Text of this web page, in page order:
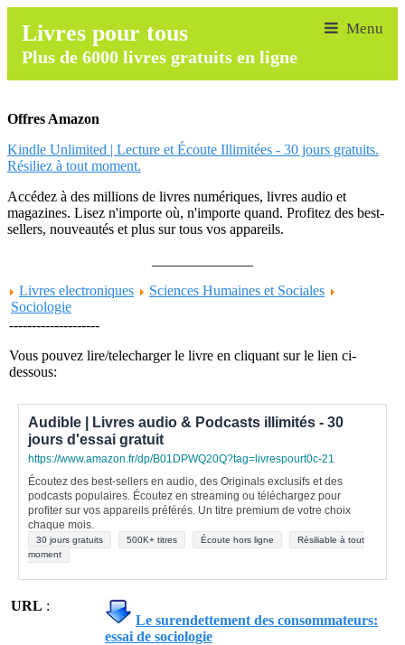
Livres pour tous
Plus de 6000 livres gratuits en ligne
Offres Amazon
Kindle Unlimited | Lecture et Écoute Illimitées - 30 jours gratuits.
Résiliez à tout moment.
Accédez à des millions de livres numériques, livres audio et
magazines. Lisez n'importe où, n'importe quand. Profitez des best-
sellers, nouveautés et plus sur tous vos appareils.
Livres electroniques
Sciences Humaines et Sociales
Sociologie
--------------------
Vous pouvez lire/telecharger le livre en cliquant sur le lien ci-
dessous:
Audible | Livres audio & Podcasts illimités - 30
jours d'essai gratuit
https://www.amazon.fr/dp/B01DPWQ20Q?tag=livrespourt0c-21
Écoutez des best-sellers en audio, des Originals exclusifs et des
podcasts populaires. Écoutez en streaming ou téléchargez pour
profiter sur vos appareils préférés. Un titre premium de votre choix
chaque mois.
30 jours gratuits 500K+ titres Écoute hors ligne
Résiliable à tout
moment
URL :
Le surendettement des consommateurs:
essai de sociologie